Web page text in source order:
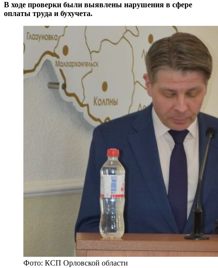
В ходе проверки были выявлены нарушения в сфере
оплаты труда и бухучета.
Фото: КСП Орловской области